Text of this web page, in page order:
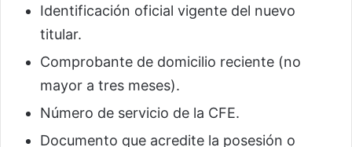
Identificación oficial vigente del nuevo
titular.
Comprobante de domicilio reciente (no
mayor a tres meses).
Número de servicio de la CFE.
Documento que acredite la posesión o